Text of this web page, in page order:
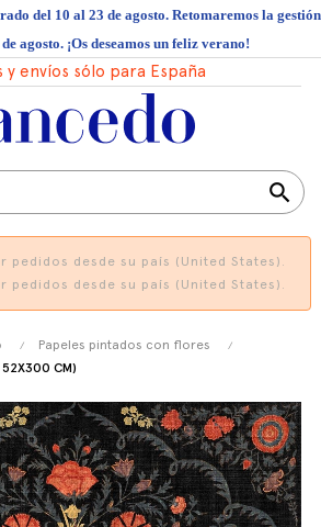
del 10 al 23 de agosto. Retomaremos la gestión
agosto. ¡Os deseamos un feliz verano!
y envíos sólo para España
search
pedidos desde su país (United States).
pedidos desde su país (United States).
Papeles pintados con flores
52X300 CM)